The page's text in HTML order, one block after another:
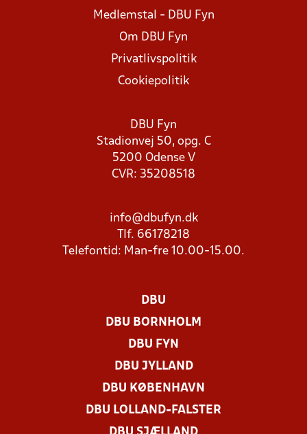
Medlemstal - DBU Fyn
Om DBU Fyn
Privatlivspolitik
Cookiepolitik
DBU Fyn
Stadionvej 50, opg. C
5200 Odense V
CVR: 35208518
info@dbufyn.dk
Tlf. 66178218
Telefontid: Man-fre 10.00-15.00.
DBU
DBU BORNHOLM
DBU FYN
DBU JYLLAND
DBU KØBENHAVN
DBU LOLLAND-FALSTER